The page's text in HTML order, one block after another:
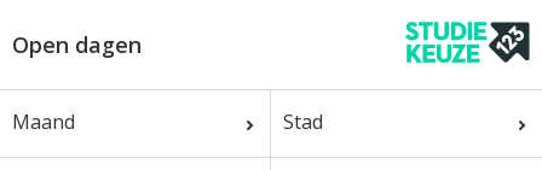
Open dagen
Maand Stad